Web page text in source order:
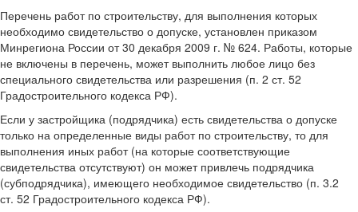
Перечень работ по строительству, для выполнения которых
необходимо свидетельство о допуске, установлен приказом
Минрегиона России от 30 декабря 2009 г. № 624. Работы, которые
не включены в перечень, может выполнить любое лицо без
специального свидетельства или разрешения (п. 2 ст. 52
Градостроительного кодекса РФ).
Если у застройщика (подрядчика) есть свидетельства о допуске
только на определенные виды работ по строительству, то для
выполнения иных работ (на которые соответствующие
свидетельства отсутствуют) он может привлечь подрядчика
(субподрядчика), имеющего необходимое свидетельство (п. 3.2
ст. 52 Градостроительного кодекса РФ).